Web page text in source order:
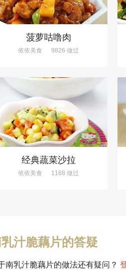
菠萝咕噜肉
依依美食 9826 做过
经典蔬菜沙拉
依依美食 1168 做过
汁脆藕片的答疑
南乳汁脆藕片的做法还有疑问？